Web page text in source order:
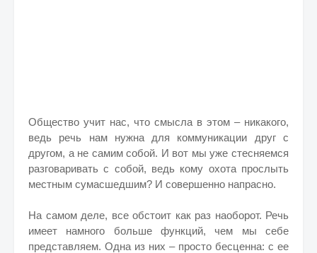
Общество учит нас, что смысла в этом – никакого,
ведь речь нам нужна для коммуникации друг с
другом, а не самим собой. И вот мы уже стесняемся
разговаривать с собой, ведь кому охота прослыть
местным сумасшедшим? И совершенно напрасно.
На самом деле, все обстоит как раз наоборот. Речь
имеет намного больше функций, чем мы себе
представляем. Одна из них – просто бесценна: с ее